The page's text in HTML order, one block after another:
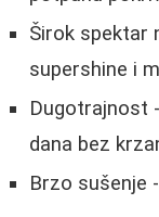
Širok spektar
supershine i
Dugotrajnost
dana bez
Brzo sušenje